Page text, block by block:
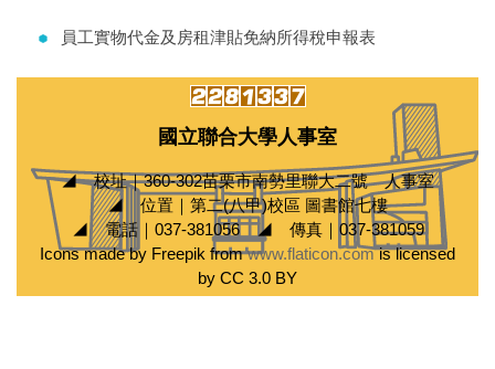
員工實物代金及房租津貼免納所得稅申報表
國立聯合大學人事室
◢ 校址｜360-302苗栗市南勢里聯大二號 人事室
◢ 位置｜第二(八甲)校區 圖書館七樓
◢ 電話｜037-381056 ◢ 傳真｜037-381059
Icons made by Freepik fromwww.flaticon.comis licensed
by CC 3.0 BY